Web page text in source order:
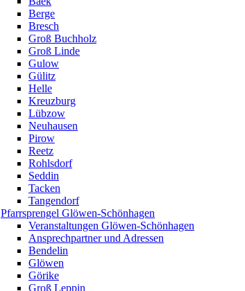
Berge
Bresch
Groß Buchholz
Groß Linde
Gulow
Gülitz
Helle
Kreuzburg
Lübzow
Neuhausen
Pirow
Reetz
Rohlsdorf
Seddin
Tacken
Tangendorf
Pfarrsprengel Glöwen-Schönhagen
Veranstaltungen Glöwen-Schönhagen
Ansprechpartner und Adressen
Bendelin
Glöwen
Görike
Groß Leppin